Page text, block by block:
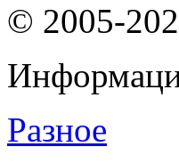
© 2005-
Разное